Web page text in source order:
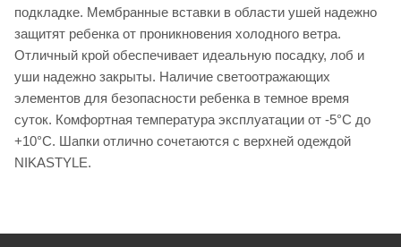
подкладке. Мембранные вставки в области ушей надежно
защитят ребенка от проникновения холодного ветра.
Отличный крой обеспечивает идеальную посадку, лоб и
уши надежно закрыты. Наличие светоотражающих
элементов для безопасности ребенка в темное время
суток. Комфортная температура эксплуатации от -5°С до
+10°С. Шапки отлично сочетаются с верхней одеждой
NIKASTYLE.